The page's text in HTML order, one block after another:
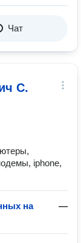
Чат
С.
iphone,
на
—